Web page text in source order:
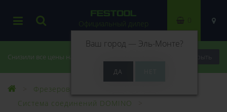
Снизили все цены на 20%, успей купить! Закрыть
Официальный дилер
Ваш город — Эль-Монте?
Фрезерование
Система соединений DOMINO